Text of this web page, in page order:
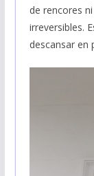
de rencores
irreversibles.
descansar en